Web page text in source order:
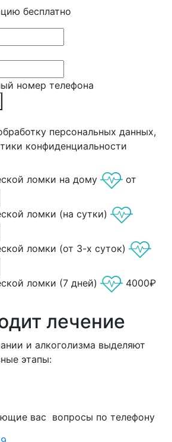
бесплатно
номер телефона
персональных данных,
конфиденциальности
ломки на дому
от
ломки (на сутки)
ломки (от 3-х суток)
ломки (7 дней)
4000₽
лечение
и алкоголизма выделяют
этапы:
вас вопросы по телефону